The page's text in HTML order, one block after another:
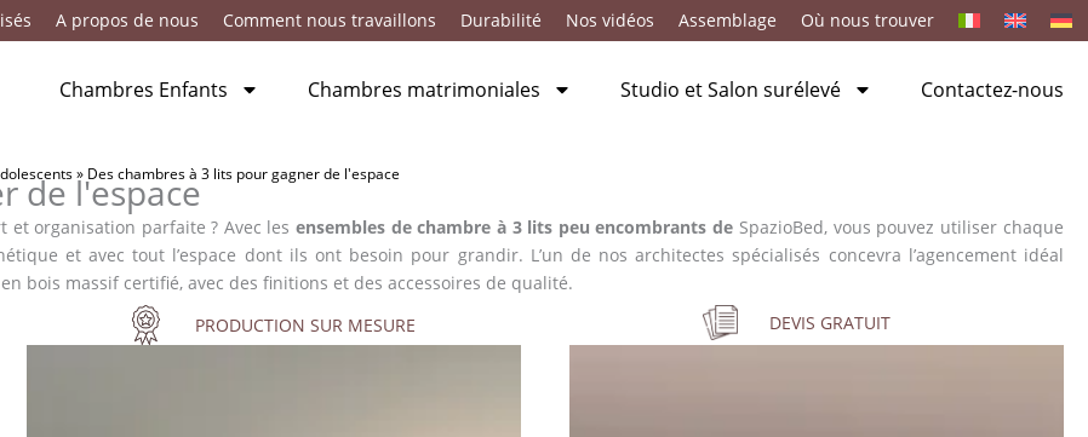
A propos de nous Comment nous travaillons Durabilité Nos vidéos Assemblage Où nous trouver
Chambres Enfants Chambres matrimoniales Studio et Salon surélevé Contactez-nous
» Des chambres à 3 lits pour gagner de l'espace
de l'espace
organisation parfaite ? Avec les ensembles de chambre à 3 lits peu encombrants de SpazioBed, vous pouvez utiliser chaque
et avec tout l’espace dont ils ont besoin pour grandir. L’un de nos architectes spécialisés concevra l’agencement idéal
bois massif certifié, avec des finitions et des accessoires de qualité.
PRODUCTION SUR MESURE DEVIS GRATUIT